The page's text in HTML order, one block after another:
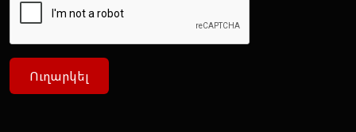
Ուղարկել